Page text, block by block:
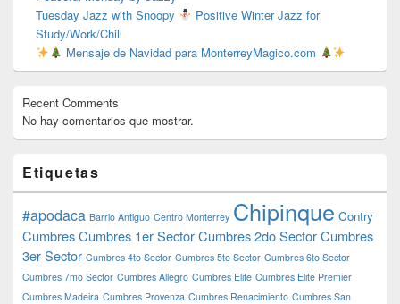
Tuesday Jazz with Snoopy
Positive Winter Jazz for
Study/Work/Chill
Mensaje de Navidad para MonterreyMagico.com
Recent Comments
No hay comentarios que mostrar.
Etiquetas
#apodaca Barrio Antiguo Centro Monterrey Chipinque Contry
CumbresCumbres 1er SectorCumbres 2do SectorCumbres
3er Sector Cumbres 4to Sector Cumbres 5to Sector Cumbres 6to Sector
Cumbres 7mo Sector Cumbres Allegro Cumbres Elite Cumbres Elite Premier
Cumbres Madeira Cumbres Provenza Cumbres Renacimiento Cumbres San